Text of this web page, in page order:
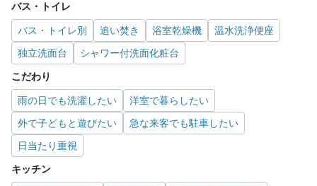
バス・トイレ
バス・トイレ別 追い焚き 浴室乾燥機
温水洗浄便座
独立洗面台
シャワー付洗面化粧台
こだわり
雨の日でも洗濯したい
洋室で暮らしたい
外で子どもと遊びたい
急な来客でも駐車したい
日当たり重視
キッチン